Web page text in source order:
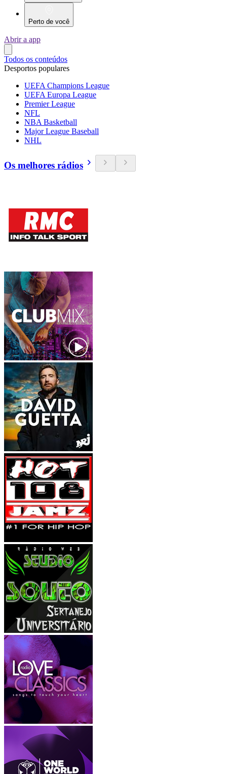
Perto de você
Abrir a app
Todos os conteúdos
Desportos populares
UEFA Champions League
UEFA Europa League
Premier League
NFL
NBA Basketball
Major League Baseball
NHL
Os melhores rádios